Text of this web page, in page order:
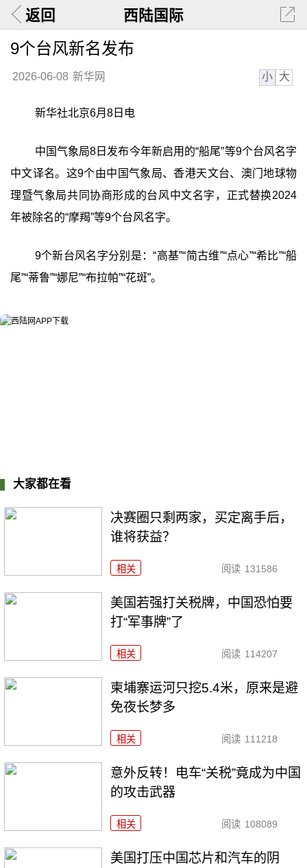
返回 西陆国际
9个台风新名发布
2026-06-08 新华网 小 大
新华社北京6月8日电
中国气象局8日发布今年新启用的“船尾”等9个台风名字
中文译名。这9个由中国气象局、香港天文台、澳门地球物
理暨气象局共同协商形成的台风中文名字，正式替换2024
年被除名的“摩羯”等9个台风名字。
9个新台风名字分别是：“高基”“简古维”“点心”“希比”“船
尾”“蒂鲁”“娜尼”“布拉帕”“花斑”。
大家都在看
决赛圈只剩两家，买定离手后，
谁将获益？
相关 阅读 131586
美国若强打关税牌，中国恐怕要
打“军事牌”了
相关 阅读 114207
柬埔寨运河只挖5.4米，原来是避
免夜长梦多
相关 阅读 111218
意外反转！电车“关税”竟成为中国
的攻击武器
相关 阅读 108089
美国打压中国芯片和汽车的阴